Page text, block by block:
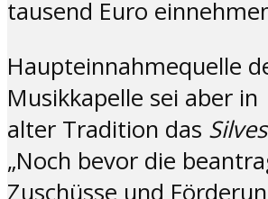
tausend Euro
Haupteinnahmequelle
Musikkapelle sei aber in
alter Tradition das
„Noch bevor die
Zuschüsse und